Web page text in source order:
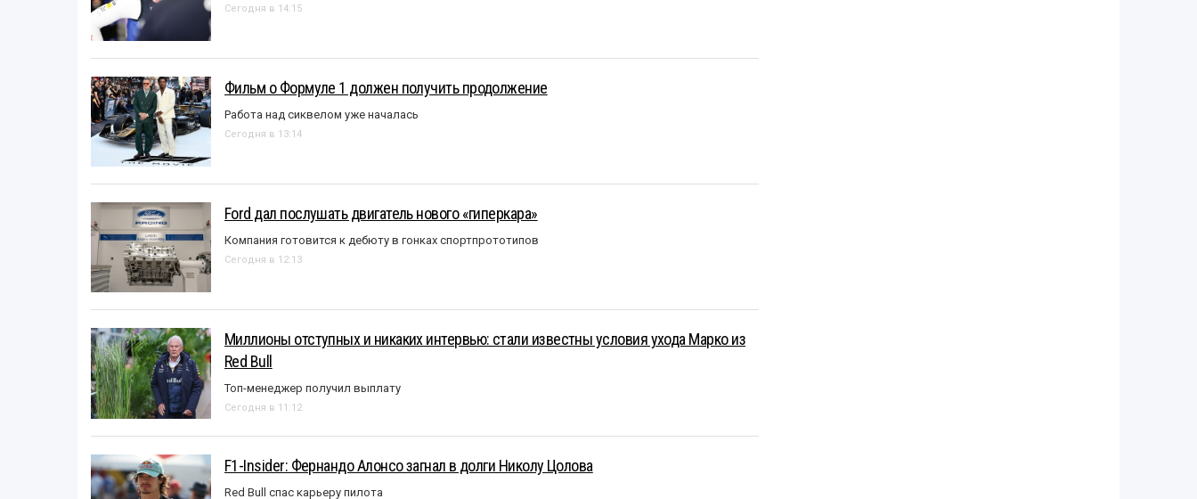
Сегодня в 14:15
Фильм о Формуле 1 должен получить продолжение
Работа над сиквелом уже началась
Сегодня в 13:14
Ford дал послушать двигатель нового «гиперкара»
Компания готовится к дебюту в гонках спортпрототипов
Сегодня в 12:13
Миллионы отступных и никаких интервью: стали известны условия ухода Марко из
Red Bull
Топ-менеджер получил выплату
Сегодня в 11:12
F1-Insider: Фернандо Алонсо загнал в долги Николу Цолова
Red Bull спас карьеру пилота